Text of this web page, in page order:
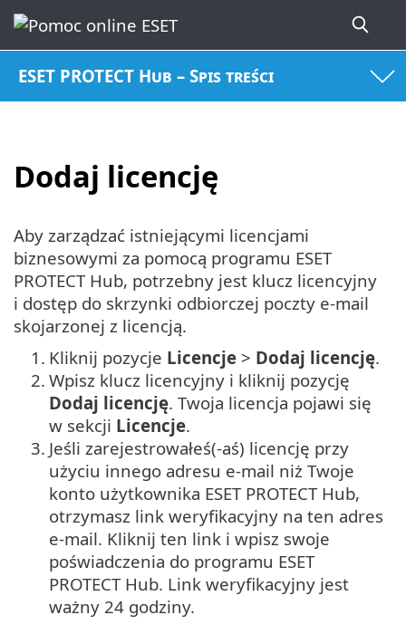
ESET PROTECT Hub – Spis treści
Dodaj licencję
Aby zarządzać istniejącymi licencjami
biznesowymi za pomocą programu ESET
PROTECT Hub, potrzebny jest klucz licencyjny
i dostęp do skrzynki odbiorczej poczty e-mail
skojarzonej z licencją.
1. Kliknij pozycje Licencje > Dodaj licencję.
2. Wpisz klucz licencyjny i kliknij pozycję
Dodaj licencję. Twoja licencja pojawi się
w sekcji Licencje.
3. Jeśli zarejestrowałeś(-aś) licencję przy
użyciu innego adresu e-mail niż Twoje
konto użytkownika ESET PROTECT Hub,
otrzymasz link weryfikacyjny na ten adres
e-mail. Kliknij ten link i wpisz swoje
poświadczenia do programu ESET
PROTECT Hub. Link weryfikacyjny jest
ważny 24 godziny.